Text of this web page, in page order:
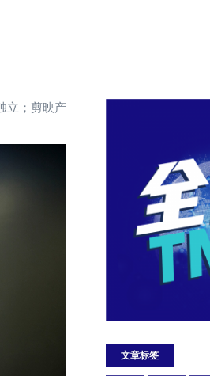
立；剪映产
文章标签